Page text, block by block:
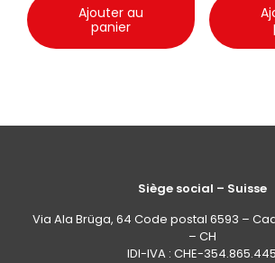
Ajouter au
panier
Siège social – Suisse
Via Ala Brüga, 64 Code postal 6593 –
– CH
IDI-IVA : CHE-354.865.445